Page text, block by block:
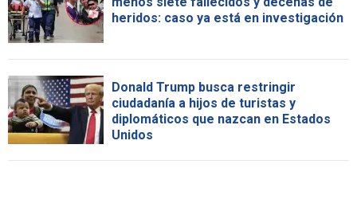
heridos: caso ya está en investigación
Donald Trump busca restringir
ciudadanía a hijos de turistas y
diplomáticos que nazcan en Estados
Unidos